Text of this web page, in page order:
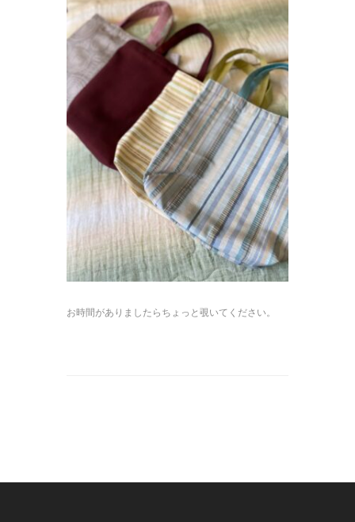
お時間がありましたらちょっと覗いてください。